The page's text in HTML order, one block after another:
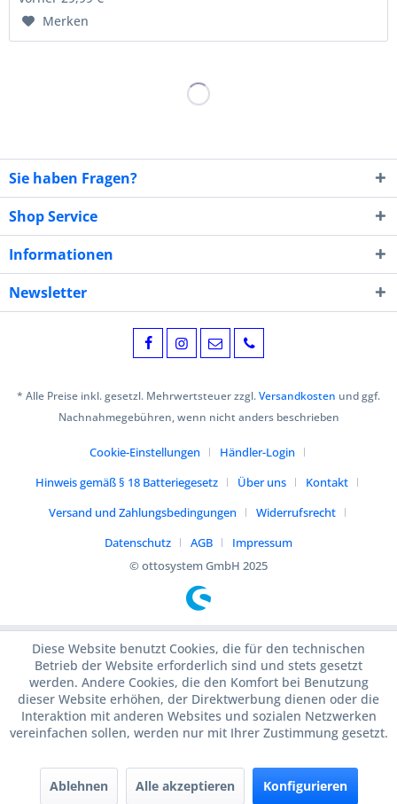
Merken
Sie haben Fragen?
Shop Service
Informationen
Newsletter
* Alle Preise inkl. gesetzl. Mehrwertsteuer zzgl.Versandkosten und ggf.
Nachnahmegebühren, wenn nicht anders beschrieben
Cookie-Einstellungen
Händler-Login
Hinweis gemäß § 18 Batteriegesetz
Über uns
Kontakt
Versand und Zahlungsbedingungen
Widerrufsrecht
Datenschutz
AGB
Impressum
© ottosystem GmbH 2025
Diese Website benutzt Cookies, die für den technischen
Betrieb der Website erforderlich sind und stets gesetzt
werden. Andere Cookies, die den Komfort bei Benutzung
dieser Website erhöhen, der Direktwerbung dienen oder die
Interaktion mit anderen Websites und sozialen Netzwerken
vereinfachen sollen, werden nur mit Ihrer Zustimmung gesetzt.
Ablehnen Alle akzeptieren Konfigurieren